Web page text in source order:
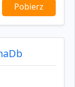
Pobierz